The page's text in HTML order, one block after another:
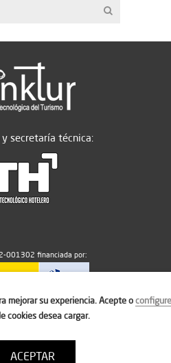
y secretaría técnica:
001302 financiada por:
501100011033
mejorar su experiencia. Acepte oconfigure
cookies desea cargar.
ACEPTAR